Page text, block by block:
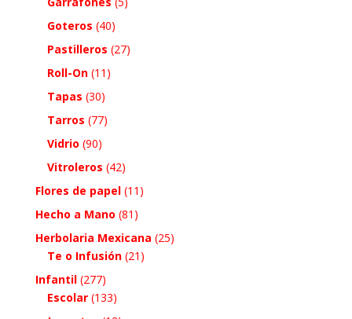
Goteros (40)
Pastilleros (27)
Roll-On (11)
Tapas (30)
Tarros (77)
Vidrio (90)
Vitroleros (42)
Flores de papel (11)
Hecho a Mano (81)
Herbolaria Mexicana (25)
Te o Infusión (21)
Infantil (277)
Escolar (133)